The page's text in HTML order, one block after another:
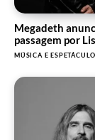
Megadeth
passagem por
MÚSICA E